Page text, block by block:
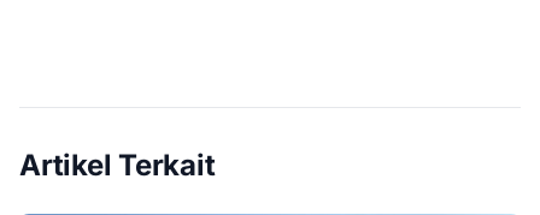
Artikel Terkait